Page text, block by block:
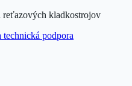
kladkostrojov
technická podpora